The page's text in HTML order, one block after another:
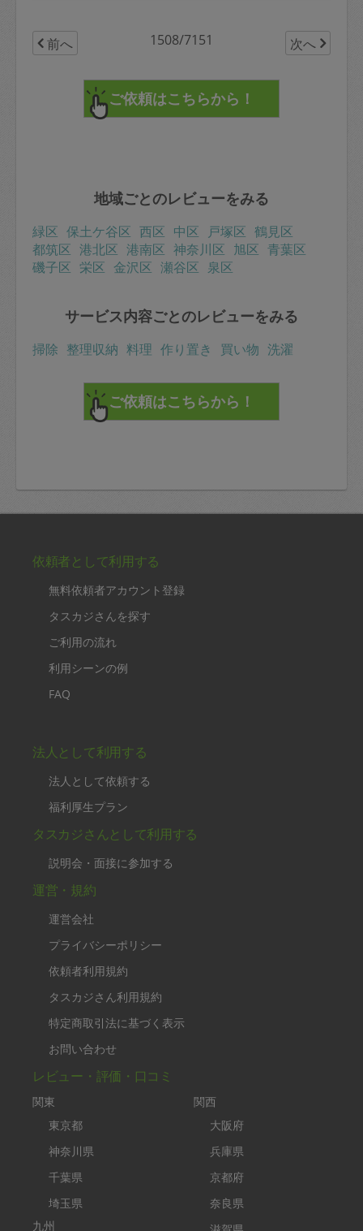
前へ 1508/7151 次へ
地域ごとのレビューをみる
緑区 保土ケ谷区 西区 中区 戸塚区 鶴見区
都筑区 港北区 港南区 神奈川区 旭区 青葉区
磯子区 栄区 金沢区 瀬谷区 泉区
サービス内容ごとのレビューをみる
掃除 整理収納 料理 作り置き 買い物 洗濯
依頼者として利用する
無料依頼者アカウント登録
タスカジさんを探す
ご利用の流れ
利用シーンの例
FAQ
法人として利用する
法人として依頼する
福利厚生プラン
タスカジさんとして利用する
説明会・面接に参加する
運営・規約
運営会社
プライバシーポリシー
依頼者利用規約
タスカジさん利用規約
特定商取引法に基づく表示
お問い合わせ
レビュー・評価・口コミ
関東
東京都
神奈川県
千葉県
埼玉県
九州
関西
大阪府
兵庫県
京都府
奈良県